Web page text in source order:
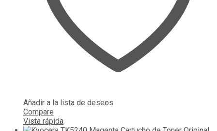
Añadir a la lista de deseos
Compare
Vista rápida